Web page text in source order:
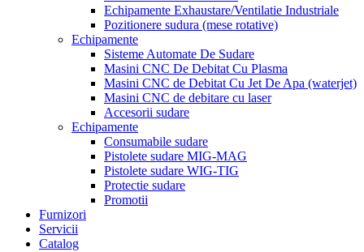
Echipamente Exhaustare/Ventilatie Industriale
Pozitionere sudura (mese rotative)
Echipamente
Sisteme Automate De Sudare
Masini CNC De Debitat Cu Plasma
Masini CNC de Debitat Cu Jet De Apa (waterjet)
Masini CNC de debitare cu laser
Accesorii sudare
Echipamente
Consumabile sudare
Pistolete sudare MIG-MAG
Pistolete sudare WIG-TIG
Protectie sudare
Promotii
Furnizori
Servicii
Catalog